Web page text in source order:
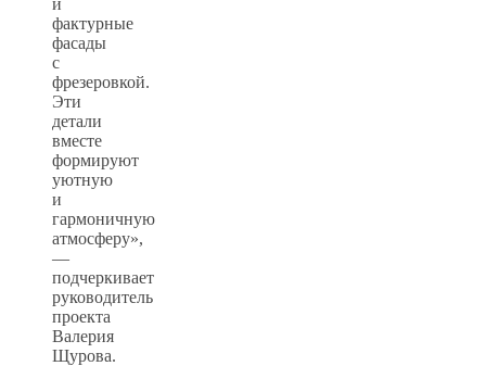
фактурные
фасады
с
фрезеровкой.
Эти
детали
вместе
формируют
уютную
и
гармоничную
атмосферу»,
—
подчеркивает
руководитель
проекта
Валерия
Щурова.